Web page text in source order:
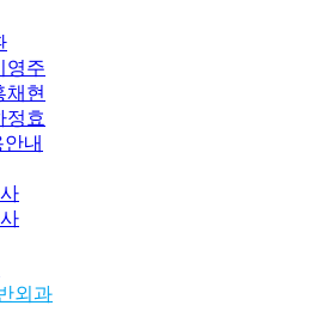
영주
채현
정효
내
외과